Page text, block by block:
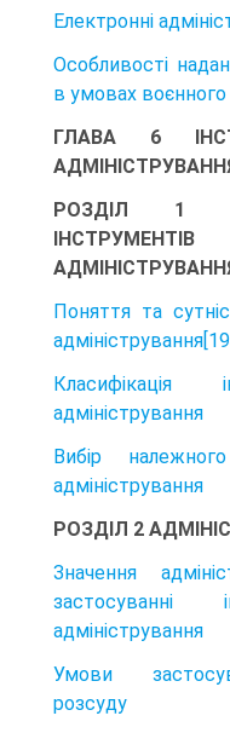
Електронні
Особливості
в умовах воєнного
ГЛАВА 6
РОЗДІЛ 1
Поняття та
Класифікація
адміністрування
Вибір
адміністрування
РОЗДІЛ 2
Значення
застосуванні
адміністрування
Умови
розсуду